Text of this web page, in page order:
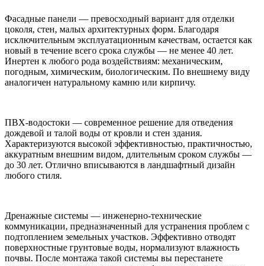
Фасадные панели — превосходный вариант для отделки
цоколя, стен, малых архитектурных форм. Благодаря
исключительным эксплуатационным качествам, остается как
новый в течение всего срока службы — не менее 40 лет.
Инертен к любого рода воздействиям: механическим,
погодным, химическим, биологическим. По внешнему виду
аналогичен натуральному камню или кирпичу.
ПВХ-водостоки — современное решение для отведения
дождевой и талой воды от кровли и стен здания.
Характеризуются высокой эффективностью, практичностью,
аккуратным внешним видом, длительным сроком службы —
до 30 лет. Отлично вписываются в ландшафтный дизайн
любого стиля.
Дренажные системы — инженерно-технические
коммуникации, предназначенный для устранения проблем с
подтоплением земельных участков. Эффективно отводят
поверхностные грунтовые воды, нормализуют влажность
почвы. После монтажа такой системы вы перестанете